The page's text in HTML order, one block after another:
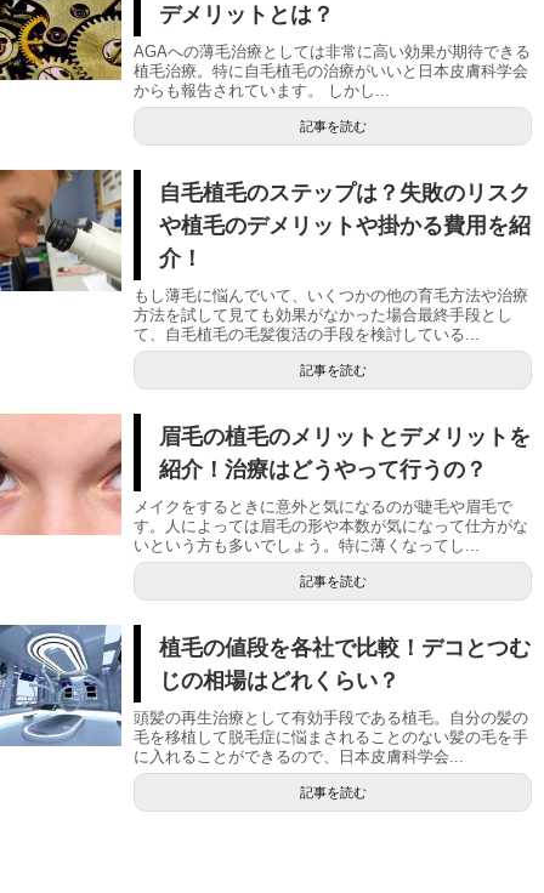
デメリットとは？
AGAへの薄毛治療としては非常に高い効果が期待できる
植毛治療。特に自毛植毛の治療がいいと日本皮膚科学会
からも報告されています。 しかし...
記事を読む
自毛植毛のステップは？失敗のリスク
や植毛のデメリットや掛かる費用を紹
介！
もし薄毛に悩んでいて、いくつかの他の育毛方法や治療
方法を試して見ても効果がなかった場合最終手段とし
て、自毛植毛の毛髪復活の手段を検討している...
記事を読む
眉毛の植毛のメリットとデメリットを
紹介！治療はどうやって行うの？
メイクをするときに意外と気になるのが睫毛や眉毛で
す。人によっては眉毛の形や本数が気になって仕方がな
いという方も多いでしょう。特に薄くなってし...
記事を読む
植毛の値段を各社で比較！デコとつむ
じの相場はどれくらい？
頭髪の再生治療として有効手段である植毛。自分の髪の
毛を移植して脱毛症に悩まされることのない髪の毛を手
に入れることができるので、日本皮膚科学会...
記事を読む